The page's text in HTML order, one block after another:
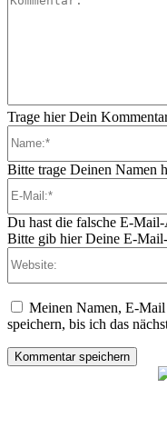
Trage hier Dein
Bitte trage Deinen Namen
Du hast die falsche E-Mail-
Bitte gib hier Deine E-
Meinen Namen, E-
speichern, bis ich das